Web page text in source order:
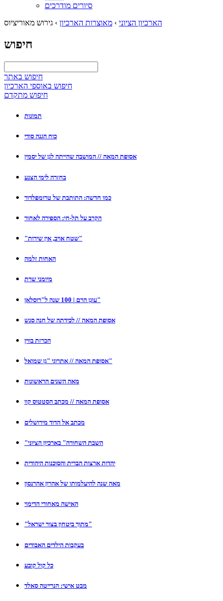
סיורים מודרכים
הארכיון הציוני › מאוצרות הארכיון › גירוש מאוריציוס
חיפוש
חיפוש באתר
חיפוש באוספי הארכיון
חיפוש מתקדם
תמונות
כוח הגנה סודי
אסופת המאה // המושבה שהייתה לגן של יסמין
בחזרה לימי הצנע
כמו חדשה: התותבת של טרומפלדור
הקרב על תל-חי: הספירה לאחור
"שטח אויב, אין שירות"
האחות זלמה
מיומני שרת
עוגן הרם | 100 שנה ל"רוסלאן"
אסופת המאה // לכידתה של חנה סנש
הכרזת בווין
אסופת המאה // אתרוגי "גן שמואל"
מאה השנים הראשונות
אסופת המאה // מכתב הסטטוס קוו
מכתב אל הדוד מירושלים
"השבת השחורה" בארכיון הציוני
יהדות ארצות הברית והסוכנות היהודית
מאה שנה להיעלמותו של אהרון אהרנסון
האישה מאחורי הדימוי
"מתוך ביטחון בצור ישראל"
בעקבות הילדים האבודים
כל קול קובע
מבט אישי: הנרייטה סאלד